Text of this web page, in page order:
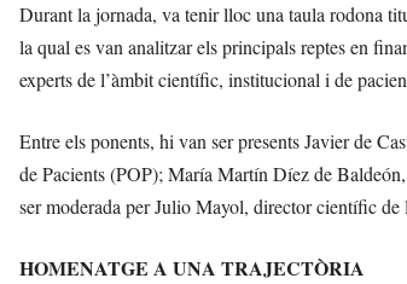
Durant la jornada, va tenir lloc una taula rodona
la qual es van analitzar els principals reptes en
experts de l’àmbit científic, institucional i de
Entre els ponents, hi van ser presents Javier de
de Pacients (POP); María Martín Díez de
ser moderada per Julio Mayol, director científic
HOMENATGE A UNA TRAJECTÒRIA